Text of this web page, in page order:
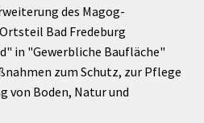
des Magog-
Bad Fredeburg
in "Gewerbliche Baufläche"
zum Schutz, zur Pflege
von Boden, Natur und